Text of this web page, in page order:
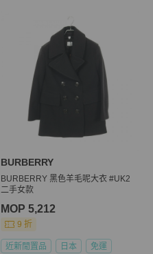
BURBERRY
BURBERRY 黑色羊毛呢大衣 #UK2
二手女款
MOP 5,212
9 折
近新閒置品 日本 免運